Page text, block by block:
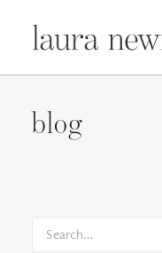
PORTFOLIO
PREMADES
NEWS
blog